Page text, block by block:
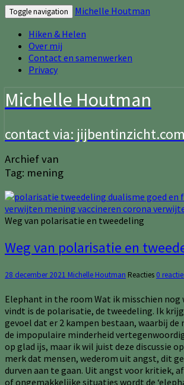
Toggle navigation
Michelle Houtman
Hiken & Helen
Over mij
Contact en samenwerken
Privacy
Michelle Houtman
contact via: jijbentinzicht.com
Archief van
Tag: mening
Weg van polarisatie en tweedeling
Weg van polarisatie en
28 december 2021 Michelle Houtman Reacties 0
Elephant in the room Wat ik misschien nog
vindt is de polarisatie, de tweedeling. Ik
gevoel dat er 2 kampen bestaan, waarbĳ de
de impopulaire minderheid
op glad ĳs, maar ik wil juist deze discussie
merk dat mensen, wederom uit angst, dit
durven aan te gaan. Uit angst voor kritiek,
of ongemakkelĳke situaties wordt de